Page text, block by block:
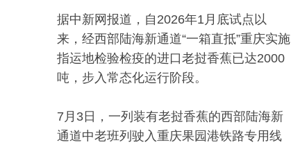
据中新网报道，自2026年1月底试点以
来，经西部陆海新通道“一箱直抵”重庆实施
指运地检验检疫的进口老挝香蕉已达2000
吨，步入常态化运行阶段。
7月3日，一列装有老挝香蕉的西部陆海新
通道中老班列驶入重庆果园港铁路专用线